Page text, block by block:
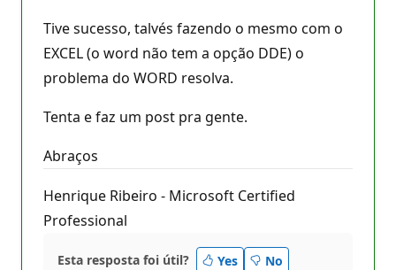
Tive sucesso, talvés fazendo o mesmo com o
EXCEL (o word não tem a opção DDE) o
problema do WORD resolva.
Tenta e faz um post pra gente.
Abraços
Henrique Ribeiro - Microsoft Certified
Professional
Esta resposta foi útil? Yes
No